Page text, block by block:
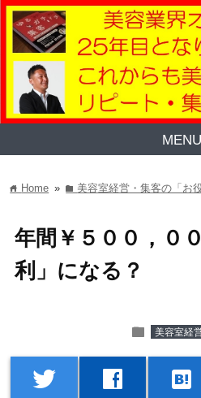
MENU
home Home » folder 美容室経営・集客の「お
年間￥５００，０
利」になる？
folder 美容室経
twitter facebook hatenabookmark